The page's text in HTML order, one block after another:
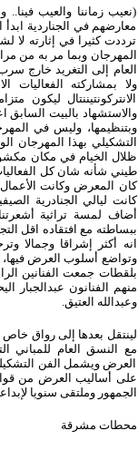
(نعيب زماننا والعيب
معارضهم في الجناردية
ترددت كثيرا في إثارته
المهرجان وبما مر به من
العام إلى التغريد خارج
ولا بمشاركته الفعاليات
الانتركونتيننتال ليكون
والاستشهاد بالبيت
وبتنظيمها، وليس في
ظلال الخيام في مكان
طيني شأنه شان كل
كان المعرض وكانت الأعمال
كانت ليالي الجنادرية
أضاف لمسة تراثية
ببساطته مع افتقاده اقل
انه أكثر إشراقا وجمالا
وتواضع أسلوب العرض
بلقطات جمعت الفنانين
منهم الفنانون عبدالجبار
وعبدالله العتيق.
لينتقل بعدها إلى رواق
مع النسق العام للمباني
العرض ويشمل الفن
على أساليب العرض من
الجمهور وملتقى سنويا
محطات مشرقة